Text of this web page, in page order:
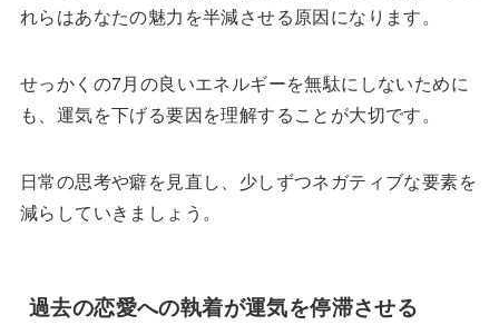
れらはあなたの魅力を半減させる原因になります。
せっかくの7月の良いエネルギーを無駄にしないために
も、運気を下げる要因を理解することが大切です。
日常の思考や癖を見直し、少しずつネガティブな要素を
減らしていきましょう。
過去の恋愛への執着が運気を停滞させる